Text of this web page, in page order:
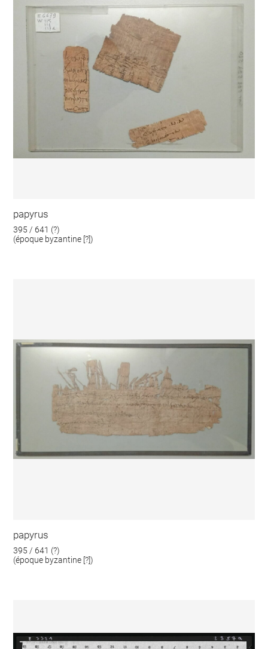
papyrus
395 / 641 (?)
(époque byzantine [?])
papyrus
395 / 641 (?)
(époque byzantine [?])